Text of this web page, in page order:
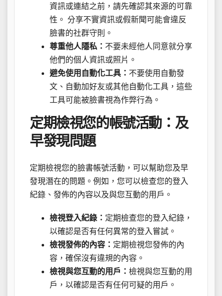
資訊或連結之前，請先確認其來源的可靠
性。 分享不實資訊或假新聞可能會違反
臉書的社群守則。
尊重他人隱私： 不要未經他人同意就分享
他們的個人資訊或照片。
避免使用自動化工具： 不要使用自動發
文、自動加好友或其他自動化工具，這些
工具可能被臉書視為作弊行為。
定期檢視您的帳號活動：及
早發現問題
定期檢視您的臉書帳號活動，可以幫助您及早
發現潛在的問題。例如，您可以檢查您的登入
紀錄、發佈的內容以及與您互動的用戶。
檢視登入紀錄： 定期檢查您的登入紀錄，
以確認是否有任何異常的登入嘗試。
檢視發佈的內容： 定期檢視您發佈的內
容，確保沒有違規的內容。
檢視與您互動的用戶： 檢視與您互動的用
戶，以確認是否有任何可疑的用戶。